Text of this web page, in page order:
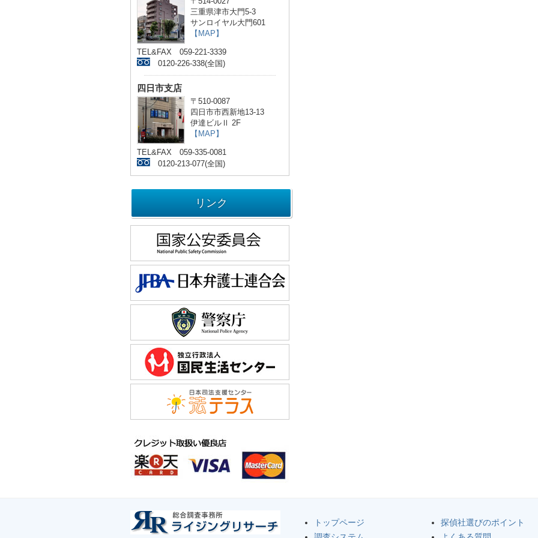
三重県津市大門5-3
サンロイヤル大門601
【MAP】
TEL&FAX 059-221-3339
0120-226-338(全国)
四日市支店
〒510-0087
四日市市西新地13-13
伊達ビルⅡ 2F
【MAP】
TEL&FAX 059-335-0081
0120-213-077(全国)
リンク
トップページ
探偵社選びのポイント